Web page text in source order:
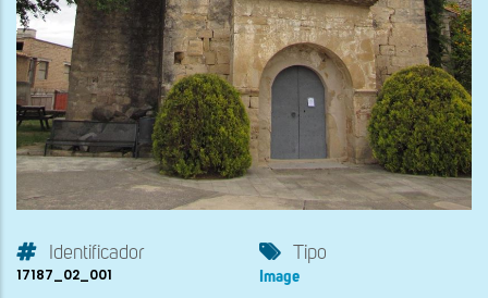
Identificador
17187_02_001
Tipo
Image